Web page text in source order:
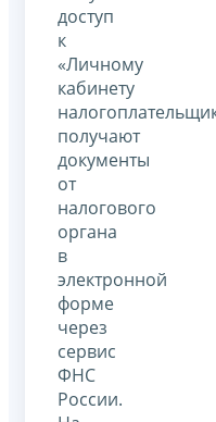
доступ
к
«Личному
кабинету
получают
документы
от
налогового
органа
в
электронной
форме
через
сервис
ФНС
России.